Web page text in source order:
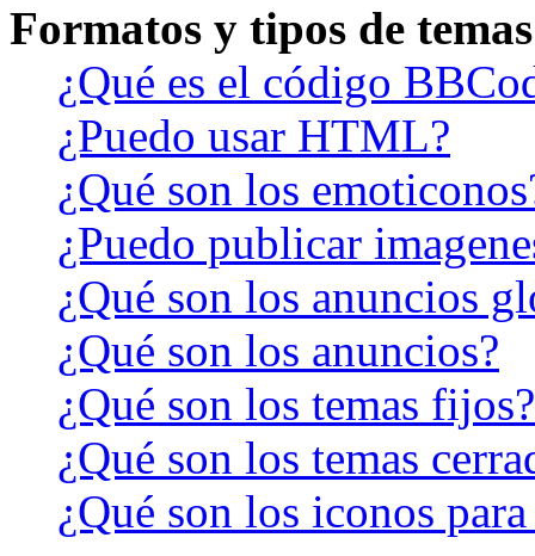
Formatos y tipos de temas
¿Qué es el código
¿Puedo usar HTML?
¿Qué son los
¿Puedo publicar
¿Qué son los anuncios
¿Qué son los anuncios?
¿Qué son los temas fijos?
¿Qué son los temas
¿Qué son los iconos